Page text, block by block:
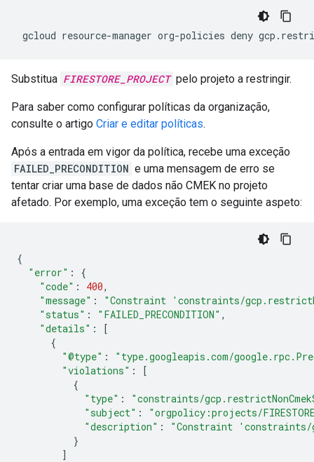
gcloud resource-manager org-policies deny
Substitua FIRESTORE_PROJECT pelo projeto a restringir.
Para saber como configurar políticas da organização,
consulte o artigo Criar e editar políticas.
Após a entrada em vigor da política, recebe uma exceção
FAILED_PRECONDITION e uma mensagem de erro se
tentar criar uma base de dados não CMEK no projeto
afetado. Por exemplo, uma exceção tem o seguinte aspeto:
{
"error" :
{
"code" : 400,
"message" :
"Constraint 'constraints/
"status" : "FAILED_PRECONDITION" ,
"details" :
[
{
"@type" :
"type.googleapis.com/
"violations" :
[
{
"type" :
"constraints/
"subject" :
"orgpolicy:projects/
"description" :
"Constraint 'constraints/
}
]